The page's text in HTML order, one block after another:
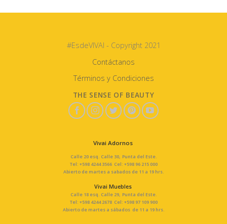
#EsdeVIVAI - Copyright 2021
Contáctanos
Términos y Condiciones
THE SENSE OF BEAUTY
Vivai Adornos
Calle 20 esq. Calle 30, Punta del Este.
Tel: +598 4244 3566 Cel: +598 96 215 000
Abierto de martes a sabados de 11 a 19 hrs.
Vivai Muebles
Calle 18 esq. Calle 29, Punta del Este.
Tel: +598 4244 2678 Cel: +598 97 109 900
Abierto de martes a sábados de 11 a 19 hrs.